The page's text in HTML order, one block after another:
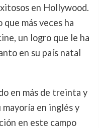
en Hollywood.
más veces ha
un logro que le ha
en su país natal
en más de treinta y
en inglés y
en este campo